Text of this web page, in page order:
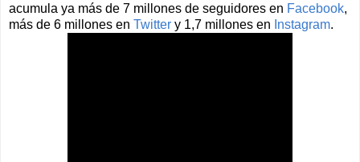
acumula ya más de 7 millones de seguidores en Facebook,
más de 6 millones en Twitter y 1,7 millones en Instagram.